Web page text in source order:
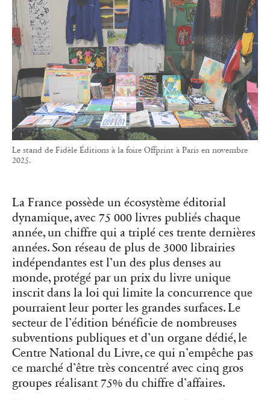
Le stand de Fidèle Éditions à la foire Offprint à Paris en novembre
2025.
La France possède un écosystème éditorial
dynamique, avec 75 000 livres publiés chaque
année, un chiffre qui a triplé ces trente dernières
années. Son réseau de plus de 3000 librairies
indépendantes est l’un des plus denses au
monde, protégé par un prix du livre unique
inscrit dans la loi qui limite la concurrence que
pourraient leur porter les grandes surfaces. Le
secteur de l’édition bénéficie de nombreuses
subventions publiques et d’un organe dédié, le
Centre National du Livre, ce qui n’empêche pas
ce marché d’être très concentré avec cinq gros
groupes réalisant 75% du chiffre d’affaires.